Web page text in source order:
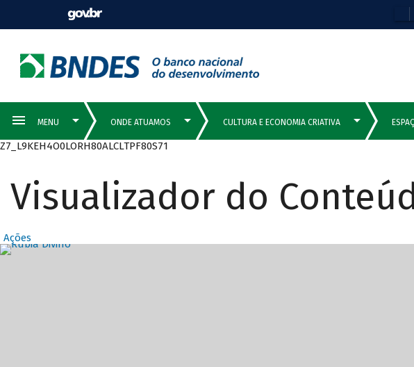
Z7_L9KEH4O0LORH80ALCLTPF80S71
Visualizador do
Ações
Destaques